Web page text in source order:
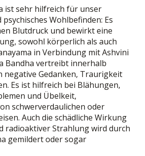
ist sehr hilfreich für unser
Wohlbefinden: Es
Blutdruck und bewirkt eine
sowohl körperlich als auch
in Verbindung mit Ashvini
Bandha vertreibt innerhalb
negative Gedanken, Traurigkeit
Es ist hilfreich bei Blähungen,
und Übelkeit,
schwerverdaulichen oder
Auch die schädliche Wirkung
radioaktiver Strahlung wird durch
gemildert oder sogar